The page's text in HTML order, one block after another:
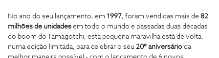
No ano do seu lançamento, em 1997, foram vendidas mais de 82
milhões de unidades em todo o mundo e passadas duas décadas
do boom do Tamagotchi, esta pequena maravilha está de volta,
numa edição limitada, para celebrar o seu 20º aniversário da